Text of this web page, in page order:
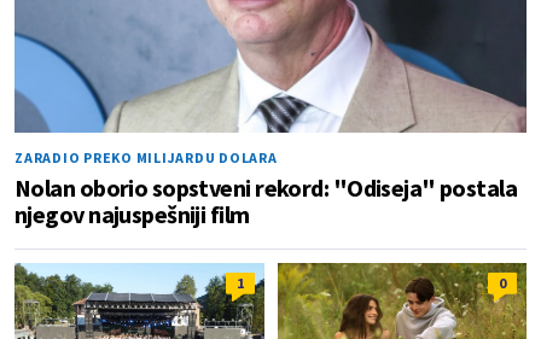
ZARADIO PREKO MILIJARDU DOLARA
Nolan oborio sopstveni rekord: "Odiseja" postala
njegov najuspešniji film
1 0